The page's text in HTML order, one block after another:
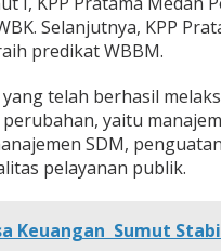
Selanjutnya, KPP
predikat WBBM.
telah berhasil
yaitu
SDM,
pelayanan publik.
Keuangan Sumut